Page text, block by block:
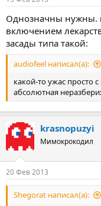
Однозначны нужны.
включением
засады типа такой:
audiofeel написал(а):
какой-то ужас просто
абсолютная
krasnopuzyi
Мимокрокодил
20 Фев 2013
Shegorat написал(а):